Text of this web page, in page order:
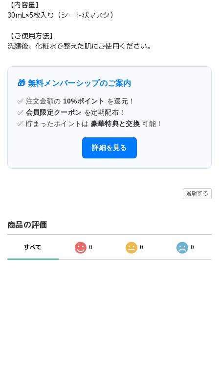
【内容量】
30mL×5枚入り（シート状マスク）
【ご使用方法】
洗顔後、化粧水で整えた肌にご使用ください。
🎁 無料メンバーシップのご案内
✅ 注文金額の 10%ポイント を還元！
✅ 会員限定クーポン を定期配布！
✅ 貯まったポイントは 豪華特典と交換 可能！
詳細を見る
通報する
商品の評価
すべて 0 0 0